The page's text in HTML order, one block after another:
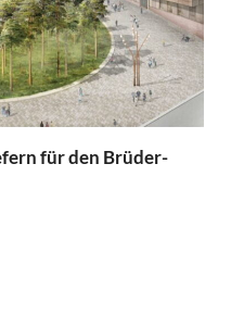
für den Brüder-